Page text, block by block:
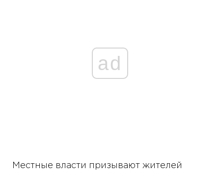
ad
Местные власти призывают жителей